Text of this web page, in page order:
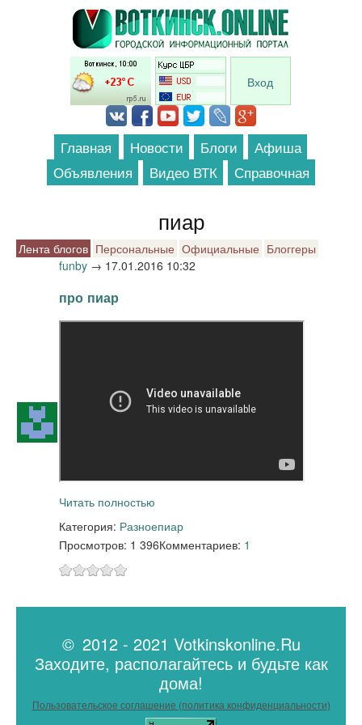
Перейти к основному содержанию
Вход
Главная Новости Блоги
Афиша
Объявления
Видео ВТК Справочная
пиар
Лента блогов Персональные Официальные Блоггеры
funby → 17.01.2016 10:32
про пиар
Читать полностью
Категория: Разноепиар
Просмотров: 1 396Комментариев: 1
© 2012 - 2021 Votkinskonline.Ru
Заходите, располагайтесь и будьте как
дома!
Пользовательское соглашение (политика конфиденциальности)